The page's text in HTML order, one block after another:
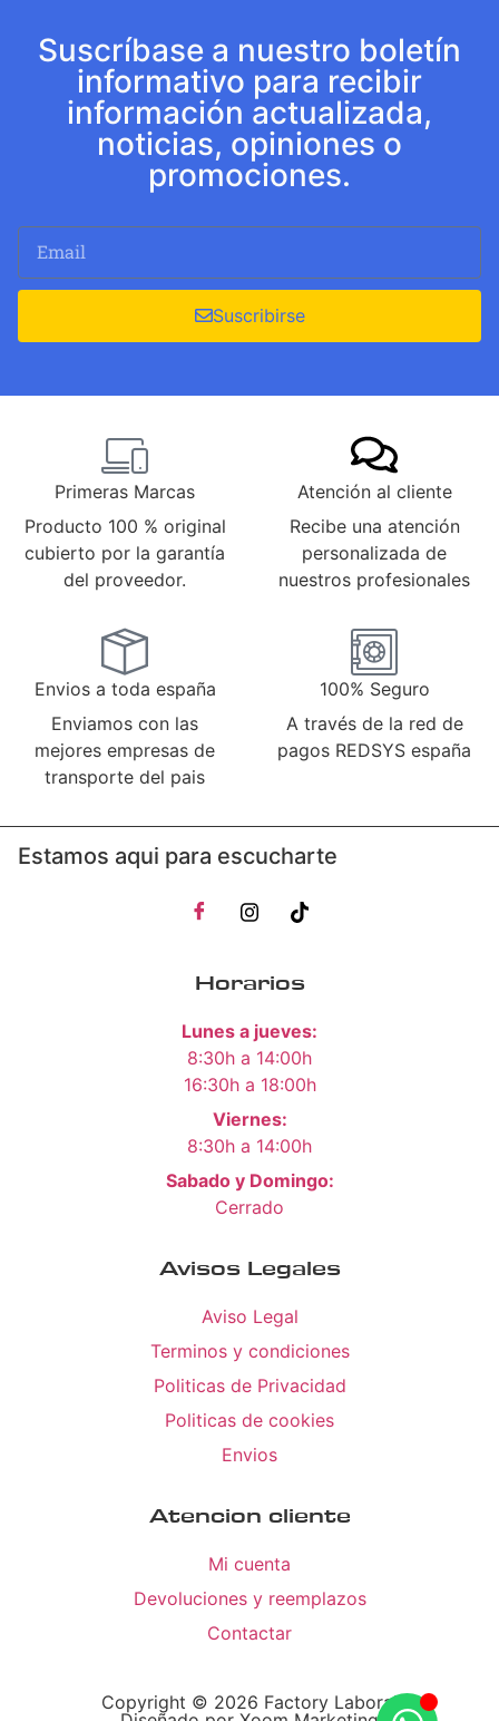
Suscríbase a nuestro boletín
informativo para recibir
información actualizada,
noticias, opiniones o
promociones.
Suscribirse
Primeras Marcas
Producto 100 % original
cubierto por la garantía
del proveedor.
Atención al cliente
Recibe una atención
personalizada de
nuestros profesionales
Envios a toda españa
Enviamos con las
mejores empresas de
transporte del pais
100% Seguro
A través de la red de
pagos REDSYS españa
Estamos aqui para escucharte
Horarios
Lunes a jueves:
8:30h a 14:00h
16:30h a 18:00h
Viernes:
8:30h a 14:00h
Sabado y Domingo:
Cerrado
Avisos Legales
Aviso Legal
Terminos y condiciones
Politicas de Privacidad
Politicas de cookies
Envios
Atencion cliente
Mi cuenta
Devoluciones y reemplazos
Contactar
Copyright © 2026 Factory Laboral